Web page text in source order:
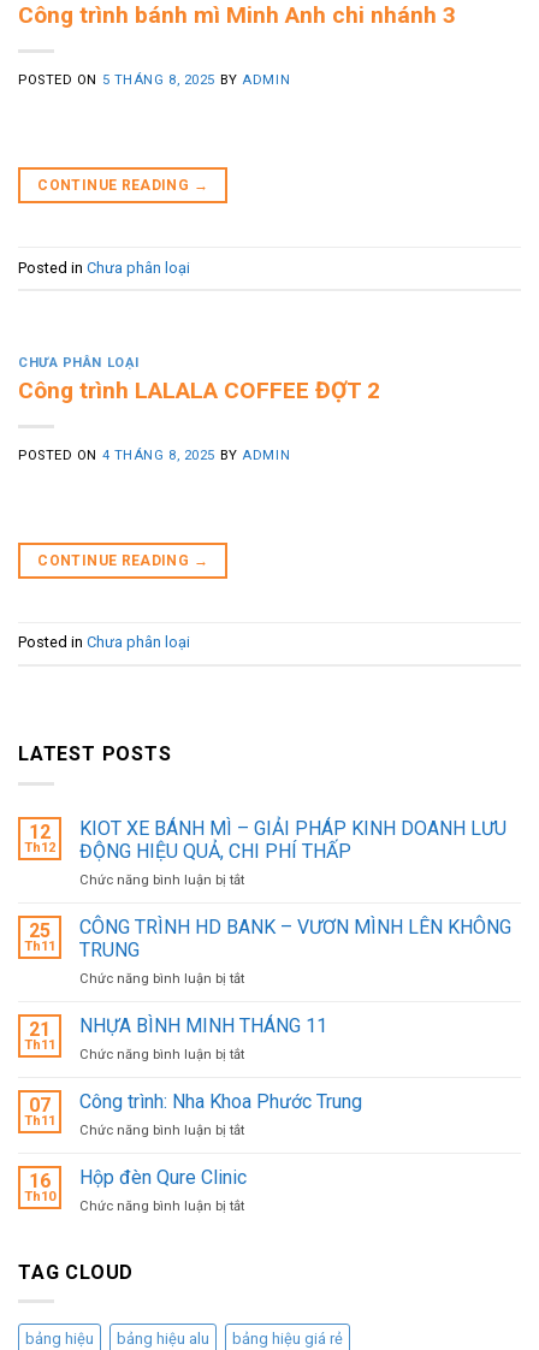
Công trình bánh mì Minh Anh chi nhánh 3
POSTED ON 5 THÁNG 8, 2025 BYADMIN
CONTINUE READING →
Posted in Chưa phân loại
CHƯA PHÂN LOẠI
Công trình LALALA COFFEE ĐỢT 2
POSTED ON 4 THÁNG 8, 2025 BYADMIN
CONTINUE READING →
Posted in Chưa phân loại
LATEST POSTS
12
Th12
KIOT XE BÁNH MÌ – GIẢI PHÁP KINH DOANH LƯU
ĐỘNG HIỆU QUẢ, CHI PHÍ THẤP
Chức năng bình luận bị tắtở
XE
–
PHÁP
DOANH
ĐỘNG
PHÍ
THẤP
25
Th11
CÔNG TRÌNH HD BANK – VƯƠN MÌNH LÊN KHÔNG
TRUNG
Chức năng bình luận bị tắtở
TRÌNH
BANK
VƯƠN
TRUNG
21
Th11
NHỰA BÌNH MINH THÁNG 11
Chức năng bình luận bị tắtở
BÌNH
THÁNG
07
Th11
Công trình: Nha Khoa Phước Trung
Chức năng bình luận bị tắtở
Khoa
16
Th10
Hộp đèn Qure Clinic
Chức năng bình luận bị tắtở
TAG CLOUD
bảng hiệu bảng hiệu alu bảng hiệu giá rẻ